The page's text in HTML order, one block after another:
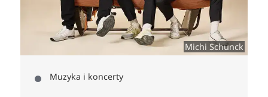
Michi Schunck
Muzyka i koncerty